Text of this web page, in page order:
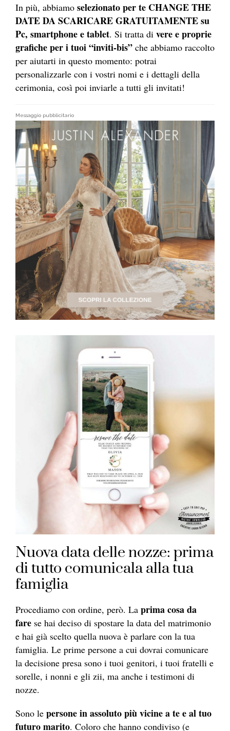
In più, abbiamo selezionato per te CHANGE THE
DATE DA SCARICARE GRATUITAMENTE su
Pc, smartphone e tablet. Si tratta di vere e proprie
grafiche per i tuoi “inviti-bis” che abbiamo raccolto
per aiutarti in questo momento: potrai
personalizzarle con i vostri nomi e i dettagli della
cerimonia, così poi inviarle a tutti gli invitati!
Messaggio pubblicitario
Nuova data delle nozze: prima
di tutto comunicala alla tua
famiglia
Procediamo con ordine, però. La prima cosa da
fare se hai deciso di spostare la data del matrimonio
e hai già scelto quella nuova è parlare con la tua
famiglia. Le prime persone a cui dovrai comunicare
la decisione presa sono i tuoi genitori, i tuoi fratelli e
sorelle, i nonni e gli zii, ma anche i testimoni di
nozze.
Sono le persone in assoluto più vicine a te e al tuo
futuro marito. Coloro che hanno condiviso (e